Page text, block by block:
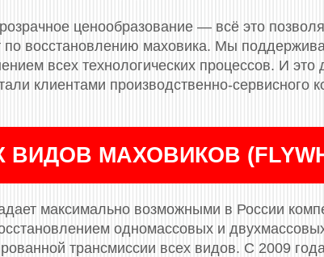
ценообразование — всё это
восстановлению маховика. Мы
всех технологических процессов. И
клиентами производственно-сервисного
МАХОВИКОВ
максимально возможными в России
одномассовых и
трансмиссии всех видов. С 2009